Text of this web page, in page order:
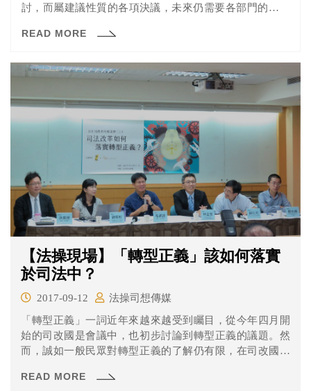
討，而屬建議性質的各項決議，未來仍需要各部門的努力
月15日舉辦「法操論壇：點評司改總結會議─小英麥
律事務所尤伯祥律師，和東吳大學法律系范文清副教授一
同討論對這次總結會議的看法。
READ MORE
【法操現場】「轉型正義」該如何落實
於司法中？
2017-09-12
法操司想傳媒
「轉型正義」一詞近年來越來越受到矚目，從今年四月開
始的司改國是會議中，也初步討論到轉型正義的議題。然
而，誠如一般民眾對轉型正義的了解仍有限，在司改國是
法操共同主辦的「司法改革如何落實轉型正義？」座談
READ MORE